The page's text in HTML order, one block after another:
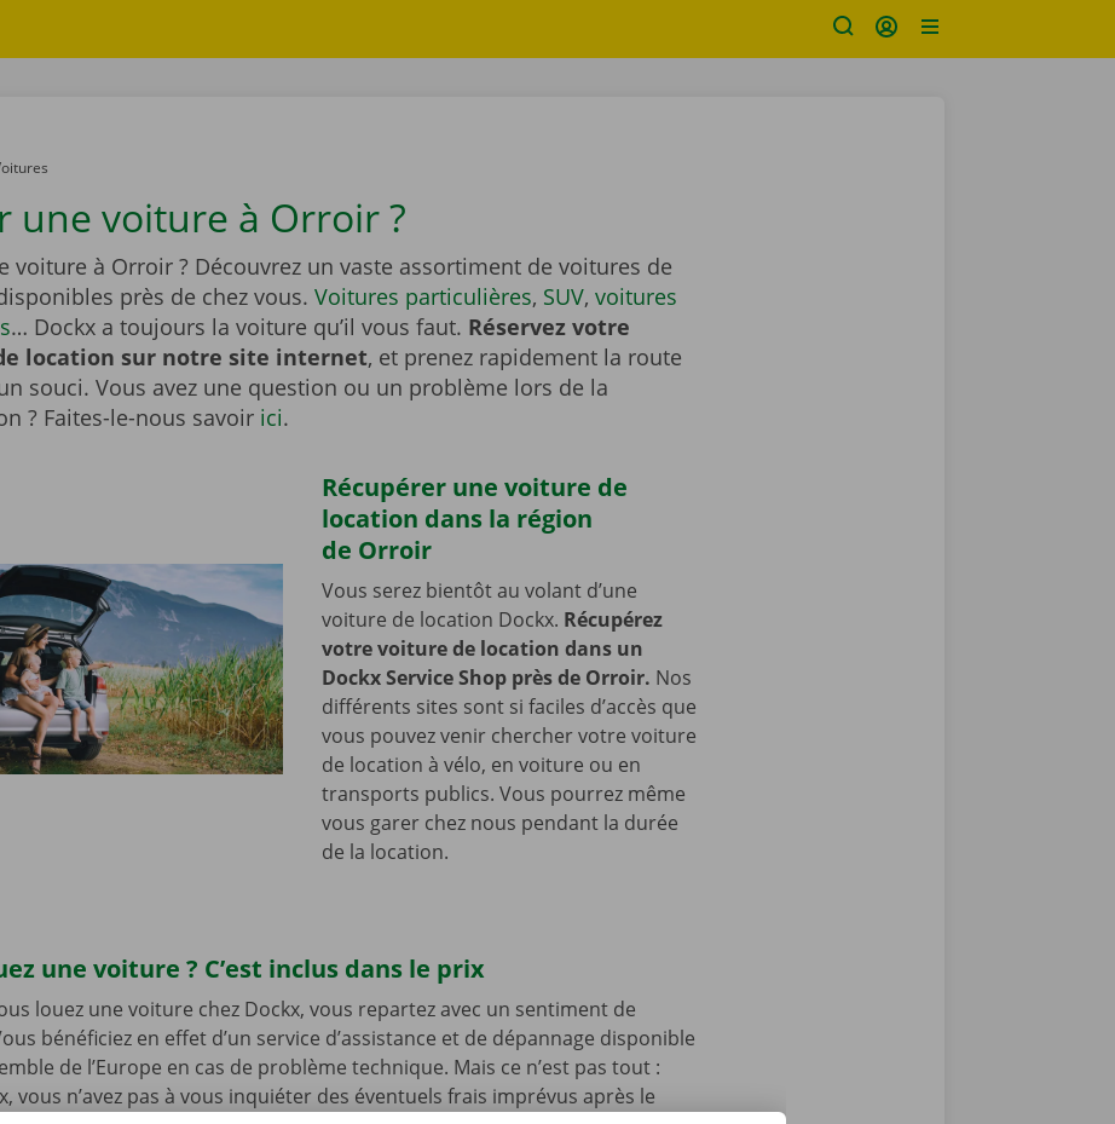
une voiture à Orroir ?
voiture à Orroir ? Découvrez un vaste assortiment de voitures de
près de chez vous. Voitures particulières, SUV, voitures
… Dockx a toujours la voiture qu’il vous faut. Réservez votre
location sur notre site internet, et prenez rapidement la route
souci. Vous avez une question ou un problème lors de la
? Faites-le-nous savoir ici.
Récupérer une voiture de
location dans la région
de Orroir
Vous serez bientôt au volant d’une
voiture de location Dockx. Récupérez
votre voiture de location dans un
Dockx Service Shop près de Orroir. Nos
différents sites sont si faciles d’accès que
vous pouvez venir chercher votre voiture
de location à vélo, en voiture ou en
transports publics. Vous pourrez même
vous garer chez nous pendant la durée
de la location.
une voiture ? C’est inclus dans le prix
louez une voiture chez Dockx, vous repartez avec un sentiment de
bénéficiez en effet d’un service d’assistance et de dépannage disponible
de l’Europe en cas de problème technique. Mais ce n’est pas tout :
vous n’avez pas à vous inquiéter des éventuels frais imprévus après le